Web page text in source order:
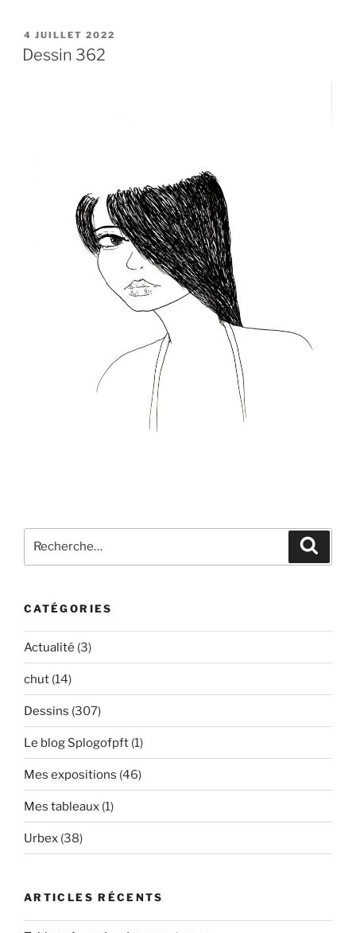
PUBLIÉ
LE
4 JUILLET 2022
Dessin 362
pour
CATÉGORIES
Actualité (3)
chut (14)
Dessins (307)
Le blog Splogofpft (1)
Mes expositions (46)
Mes tableaux (1)
Urbex (38)
ARTICLES RÉCENTS